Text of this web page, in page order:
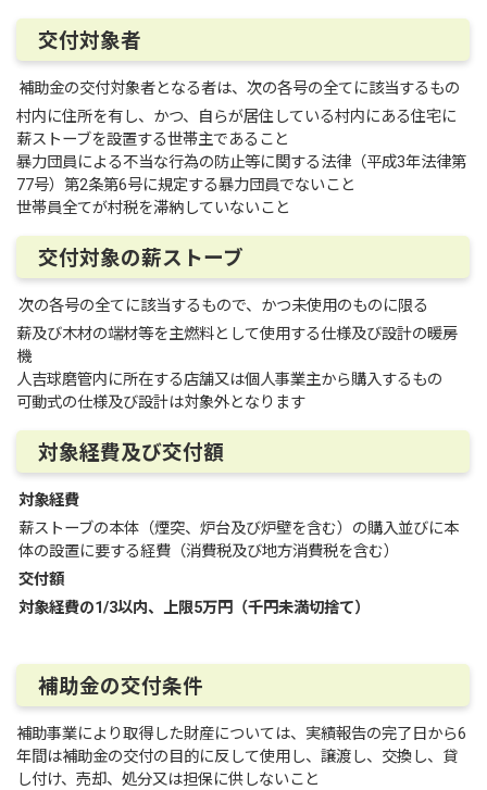
交付対象者
補助金の交付対象者となる者は、次の各号の全てに該当するもの
村内に住所を有し、かつ、自らが居住している村内にある住宅に
薪ストーブを設置する世帯主であること
暴力団員による不当な行為の防止等に関する法律（平成3年法律第
77号）第2条第6号に規定する暴力団員でないこと
世帯員全てが村税を滞納していないこと
交付対象の薪ストーブ
次の各号の全てに該当するもので、かつ未使用のものに限る
薪及び木材の端材等を主燃料として使用する仕様及び設計の暖房
機
人吉球磨管内に所在する店舗又は個人事業主から購入するもの
可動式の仕様及び設計は対象外となります
対象経費及び交付額
対象経費
薪ストーブの本体（煙突、炉台及び炉壁を含む）の購入並びに本
体の設置に要する経費（消費税及び地方消費税を含む）
交付額
対象経費の1/3以内、上限5万円（千円未満切捨て）
補助金の交付条件
補助事業により取得した財産については、実績報告の完了日から6
年間は補助金の交付の目的に反して使用し、譲渡し、交換し、貸
し付け、売却、処分又は担保に供しないこと